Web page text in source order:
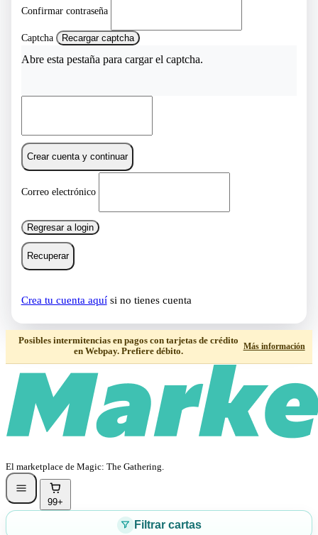
Confirmar contraseña
Captcha Recargar captcha
Abre esta pestaña para cargar el captcha.
Crear cuenta y continuar
Correo electrónico
Regresar a login
Recuperar
Crea tu cuenta aquísi no tienes cuenta
Posibles intermitencias en pagos con tarjetas de crédito
en Webpay. Prefiere débito.
Más información
El marketplace de Magic: The Gathering.
99+
Filtrar cartas